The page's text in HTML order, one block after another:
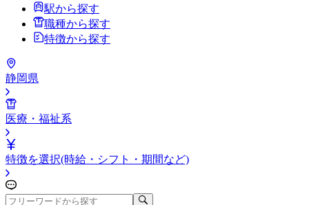
駅から探す
職種から探す
特徴から探す
静岡県
医療・福祉系
特徴を選択(時給・シフト・期間など)